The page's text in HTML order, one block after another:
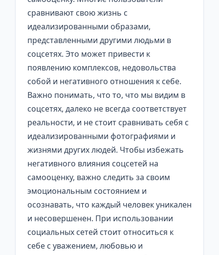
сравнивают свою жизнь с
идеализированными образами,
представленными другими людьми в
соцсетях. Это может привести к
появлению комплексов, недовольства
собой и негативного отношения к себе.
Важно понимать, что то, что мы видим в
соцсетях, далеко не всегда соответствует
реальности, и не стоит сравнивать себя с
идеализированными фотографиями и
жизнями других людей. Чтобы избежать
негативного влияния соцсетей на
самооценку, важно следить за своим
эмоциональным состоянием и
осознавать, что каждый человек уникален
и несовершенен. При использовании
социальных сетей стоит относиться к
себе с уважением, любовью и